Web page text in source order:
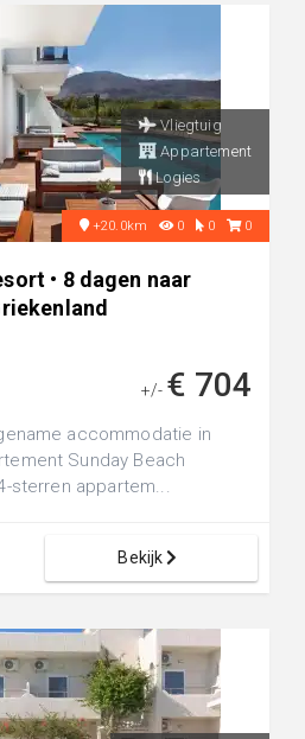
Vliegtuig
Appartement
Logies
+20.0km 0 0 0
• 8 dagen naar
+/- € 704
accommodatie in
Sunday Beach
sterren appartem...
Bekijk